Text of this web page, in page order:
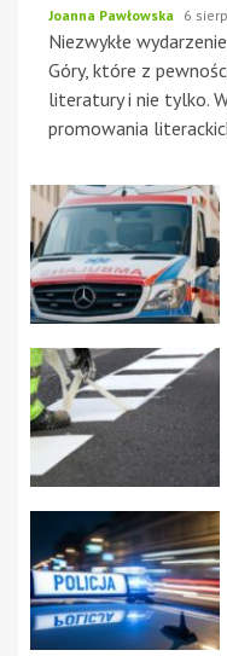
Joanna Pawłowska 6
Niezwykłe
Góry, które z
literatury i nie tylko.
promowania